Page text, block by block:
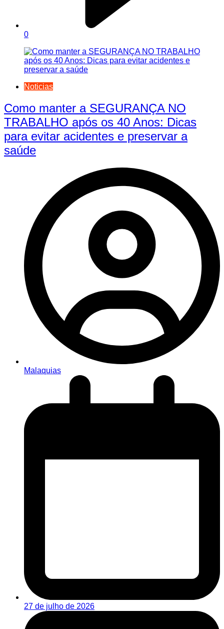
0
Noticias
Como manter a SEGURANÇA NO
TRABALHO após os 40 Anos: Dicas
para evitar acidentes e preservar a
saúde
Malaquias
27 de julho de 2026